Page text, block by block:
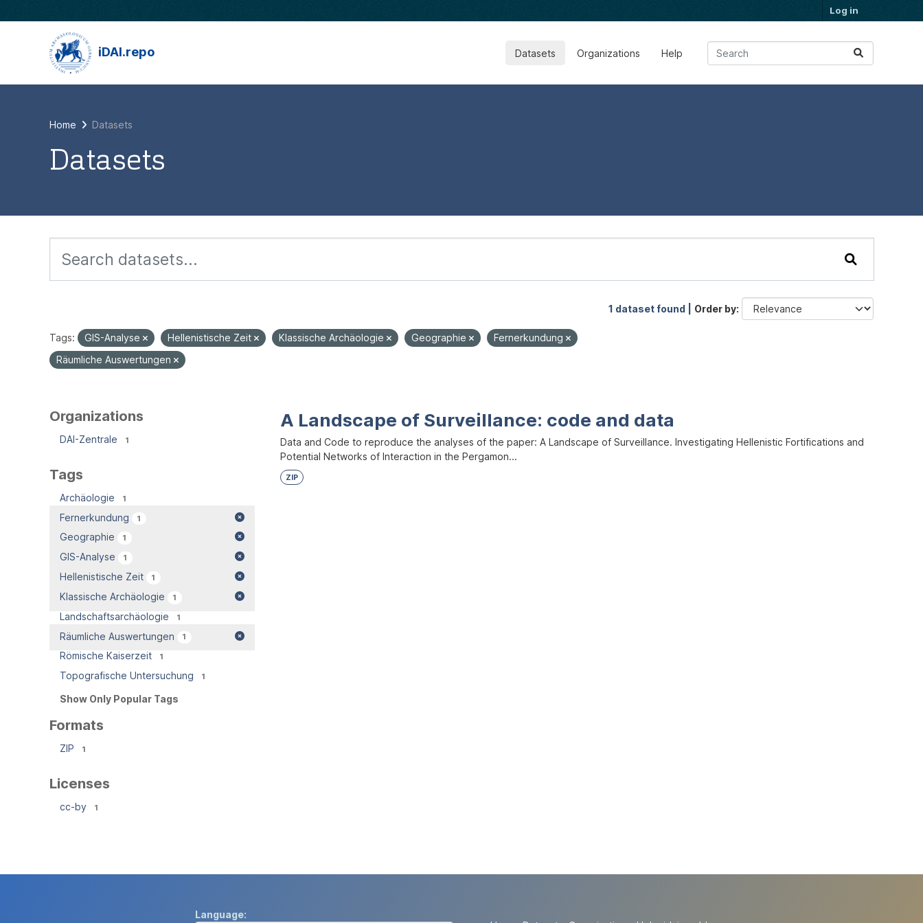
Log in
iDAI.repo Datasets Organizations Help
Home Datasets
Datasets
1 dataset found | Order by
Tags: GIS-Analyse Hellenistische Zeit Klassische Archäologie Geographie
Fernerkundung
Räumliche Auswertungen
Organizations
DAI-Zentrale 1
Tags
Archäologie 1
Fernerkundung 1
Geographie 1
GIS-Analyse 1
Hellenistische Zeit 1
Klassische Archäologie 1
Landschaftsarchäologie 1
Räumliche Auswertungen 1
Römische Kaiserzeit 1
Topografische Untersuchung 1
Show Only Popular Tags
Formats
ZIP 1
Licenses
cc-by 1
A Landscape of Surveillance: code and data
Data and Code to reproduce the analyses of the paper: A Landscape of Surveillance. Investigating Hellenistic Fortifications and
Potential Networks of Interaction in the Pergamon...
ZIP
Language